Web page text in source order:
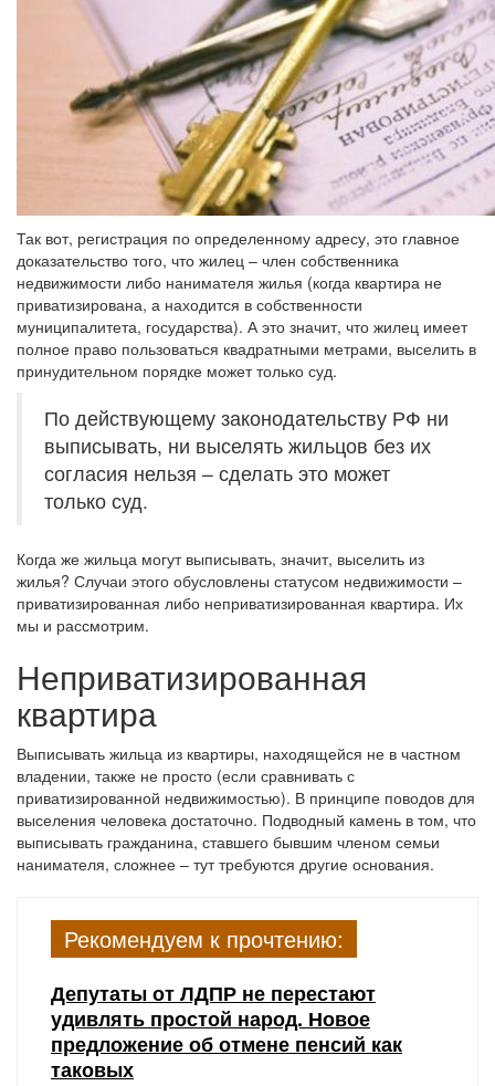
Так вот, регистрация по определенному адресу, это главное
доказательство того, что жилец – член собственника
недвижимости либо нанимателя жилья (когда квартира не
приватизирована, а находится в собственности
муниципалитета, государства). А это значит, что жилец имеет
полное право пользоваться квадратными метрами, выселить в
принудительном порядке может только суд.
По действующему законодательству РФ ни
выписывать, ни выселять жильцов без их
согласия нельзя – сделать это может
только суд.
Когда же жильца могут выписывать, значит, выселить из
жилья? Случаи этого обусловлены статусом недвижимости –
приватизированная либо неприватизированная квартира. Их
мы и рассмотрим.
Неприватизированная
квартира
Выписывать жильца из квартиры, находящейся не в частном
владении, также не просто (если сравнивать с
приватизированной недвижимостью). В принципе поводов для
выселения человека достаточно. Подводный камень в том, что
выписывать гражданина, ставшего бывшим членом семьи
нанимателя, сложнее – тут требуются другие основания.
Рекомендуем к прочтению:
Депутаты от ЛДПР не перестают
удивлять простой народ. Новое
предложение об отмене пенсий как
таковых